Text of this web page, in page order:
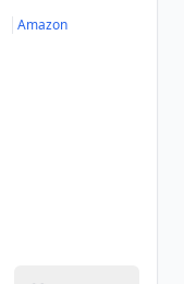
Amazon